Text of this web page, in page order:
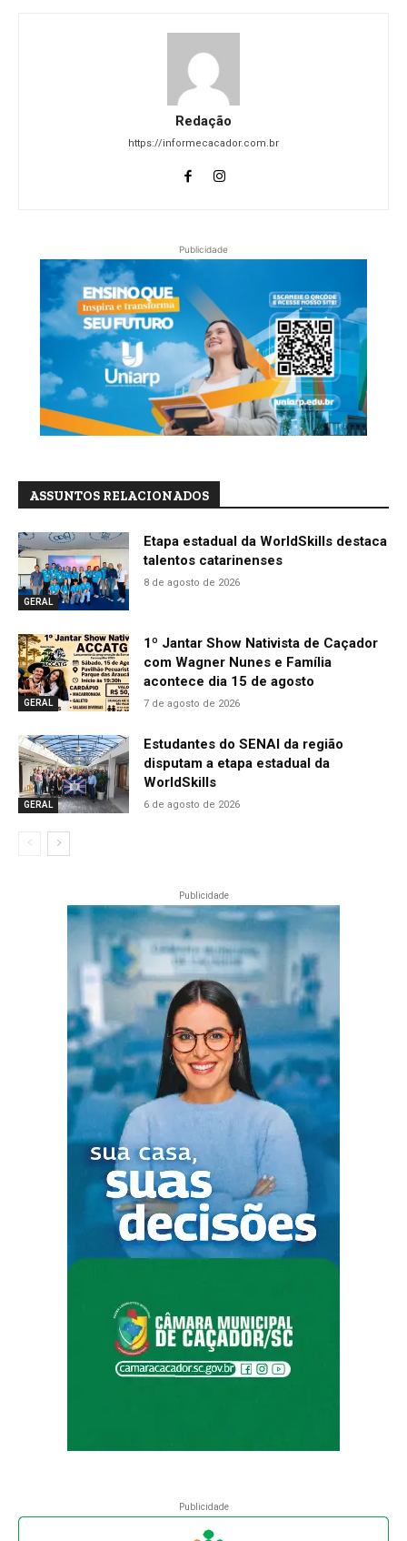
Redação
https://informecacador.com.br
Publicidade
ASSUNTOS RELACIONADOS
GERAL
Etapa estadual da WorldSkills destaca
talentos catarinenses
8 de agosto de 2026
GERAL
1º Jantar Show Nativista de Caçador
com Wagner Nunes e Família
acontece dia 15 de agosto
7 de agosto de 2026
GERAL
Estudantes do SENAI da região
disputam a etapa estadual da
WorldSkills
6 de agosto de 2026
Publicidade
Publicidade